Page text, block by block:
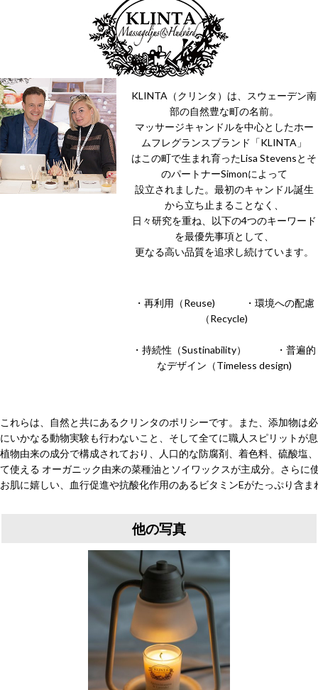
KLINTA（クリンタ）は、スウェーデン南
部の自然豊な町の名前。
マッサージキャンドルを中心としたホー
ムフレグランスブランド「KLINTA」
はこの町で生まれ育ったLisa Stevensとそ
のパートナーSimonによって
設立されました。最初のキャンドル誕生
から立ち止まることなく、
日々研究を重ね、以下の4つのキーワード
を最優先事項として、
更なる高い品質を追求し続けています。
・再利用（Reuse) ・環境への配慮
（Recycle)
・持続性（Sustinability） ・普遍的
なデザイン（Timeless design)
これらは、自然と共にあるクリンタのポリシーです。また、添加物は
にいかなる動物実験も行わないこと、そして全てに職人スピリットが
植物由来の成分で構成されており、人口的な防腐剤、着色料、硫酸塩
て使える オーガニック由来の菜種油とソイワックスが主成分。さら
お肌に嬉しい、血行促進や抗酸化作用のあるビタミンEがたっぷり含ま
他の写真